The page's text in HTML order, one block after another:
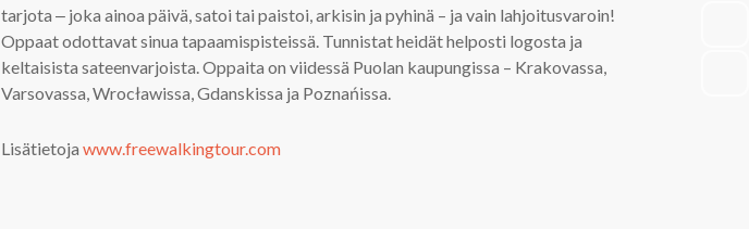
tarjota ‒ joka ainoa päivä, satoi tai paistoi, arkisin ja pyhinä – ja vain lahjoitusvaroin!
Oppaat odottavat sinua tapaamispisteissä. Tunnistat heidät helposti logosta ja
keltaisista sateenvarjoista. Oppaita on viidessä Puolan kaupungissa – Krakovassa,
Varsovassa, Wrocławissa, Gdanskissa ja Poznańissa.
Lisätietoja www.freewalkingtour.com